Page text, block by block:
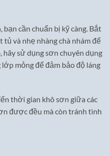
cần chuẩn bị kỹ càng. Bắt
tủ và nhẹ nhàng chà nhám để
hãy sử dụng sơn chuyên dụng
mỏng để đảm bảo độ láng
thời gian khô sơn giữa các
được đều mà còn tránh tình